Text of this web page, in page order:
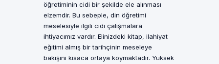
öğretiminin cidi bir şekilde ele alınması
elzemdir. Bu sebeple, din öğretimi
meselesiyle ilgili cidi çalışmalara
ihtiyacımız vardır. Elinizdeki kitap, ilahiyat
eğitimi almış bir tarihçinin meseleye
bakışını kısaca ortaya koymaktadır. Yüksek